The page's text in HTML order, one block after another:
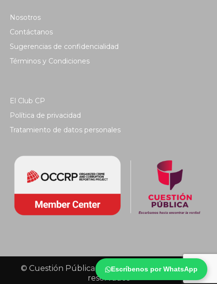
Escríbenos por WhatsApp
Nosotros
Contáctanos
Sugerencias de confidencialidad
Términos y Condiciones
El Club CP
Política de privacidad
Tratamiento de datos personales
© Cuestión Pública 2018 - Todos los derechos
reservados